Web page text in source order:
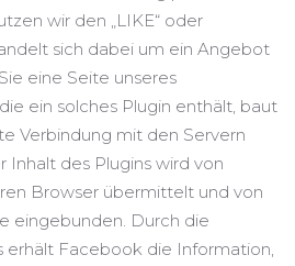
wir den „LIKE“ oder
sich dabei um ein Angebot
eine Seite unseres
ein solches Plugin enthält, baut
Verbindung mit den Servern
Inhalt des Plugins wird von
Browser übermittelt und von
eingebunden. Durch die
erhält Facebook die Information,